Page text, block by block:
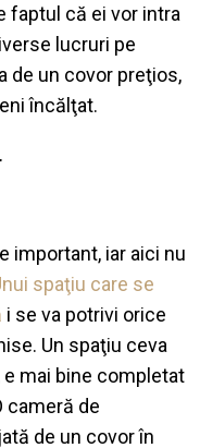
faptul că ei vor intra
lucruri pe
de un covor preţios,
încălţat.
important, iar aici nu
spaţiu care se
i se va potrivi orice
Un spaţiu ceva
mai bine completat
cameră de
de un covor în